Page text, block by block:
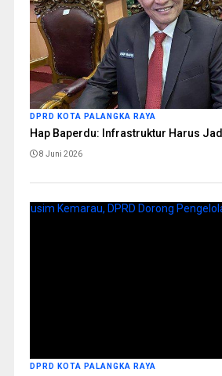
DPRD KOTA PALANGKA RAYA
Hap Baperdu: Infrastruktur Harus
8 Juni 2026
DPRD KOTA PALANGKA RAYA